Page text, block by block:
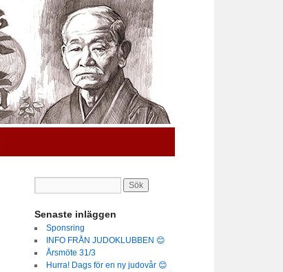
Senaste inläggen
Sponsring
INFO FRÅN JUDOKLUBBEN 😊
Årsmöte 31/3
Hurra! Dags för en ny judovår 😊